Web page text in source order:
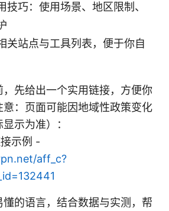
技巧：使用场景、地区限制、
关站点与工具列表，便于你自
先给出一个实用链接，方便你
：页面可能因地域性政策变化
示为准）：
示例 -
aff_c?
的语言，结合数据与实测，帮